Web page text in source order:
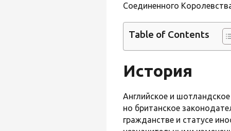
Соединенного
Table of Contents
История
Английское и
но британское
гражданстве и статусе